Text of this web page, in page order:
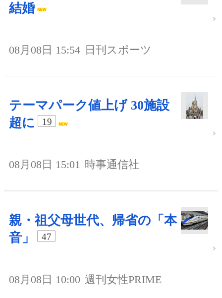
結婚
08月08日 15:54 日刊スポーツ
テーマパーク値上げ 30施設
超に
19
08月08日 15:01 時事通信社
親・祖父母世代、帰省の「本
音」
47
08月08日 10:00 週刊女性PRIME